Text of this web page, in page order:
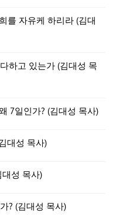
를 자유케 하리라 (김대
하고 있는가 (김대성 목
7일인가? (김대성 목사)
대성 목사)
성 목사)
? (김대성 목사)